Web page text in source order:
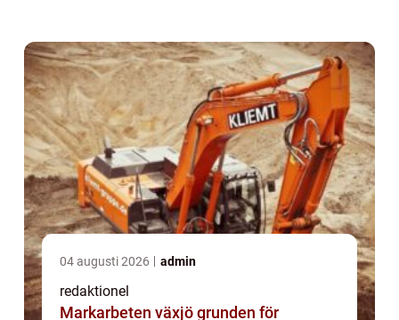
04 augusti 2026 admin
redaktionel
Markarbeten växjö grunden för